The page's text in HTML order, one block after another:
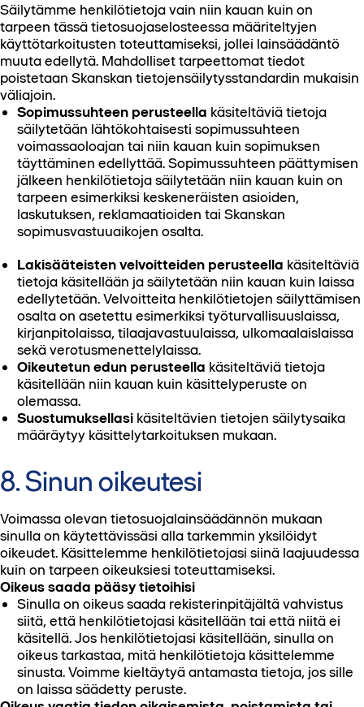
Säilytämme henkilötietoja vain niin kauan kuin on
tarpeen tässä tietosuojaselosteessa määriteltyjen
käyttötarkoitusten toteuttamiseksi, jollei lainsäädäntö
muuta edellytä. Mahdolliset tarpeettomat tiedot
poistetaan Skanskan tietojensäilytysstandardin mukaisin
väliajoin.
Sopimussuhteen perusteella käsiteltäviä tietoja
säilytetään lähtökohtaisesti sopimussuhteen
voimassaoloajan tai niin kauan kuin sopimuksen
täyttäminen edellyttää. Sopimussuhteen päättymisen
jälkeen henkilötietoja säilytetään niin kauan kuin on
tarpeen esimerkiksi keskeneräisten asioiden,
laskutuksen, reklamaatioiden tai Skanskan
sopimusvastuuaikojen osalta.
Lakisääteisten velvoitteiden perusteella käsiteltäviä
tietoja käsitellään ja säilytetään niin kauan kuin laissa
edellytetään. Velvoitteita henkilötietojen säilyttämisen
osalta on asetettu esimerkiksi työturvallisuuslaissa,
kirjanpitolaissa, tilaajavastuulaissa, ulkomaalaislaissa
sekä verotusmenettelylaissa.
Oikeutetun edun perusteella käsiteltäviä tietoja
käsitellään niin kauan kuin käsittelyperuste on
olemassa.
Suostumuksellasi käsiteltävien tietojen säilytysaika
määräytyy käsittelytarkoituksen mukaan.
8. Sinun oikeutesi
Voimassa olevan tietosuojalainsäädännön mukaan
sinulla on käytettävissäsi alla tarkemmin yksilöidyt
oikeudet. Käsittelemme henkilötietojasi siinä laajuudessa
kuin on tarpeen oikeuksiesi toteuttamiseksi.
Oikeus saada pääsy tietoihisi
Sinulla on oikeus saada rekisterinpitäjältä vahvistus
siitä, että henkilötietojasi käsitellään tai että niitä ei
käsitellä. Jos henkilötietojasi käsitellään, sinulla on
oikeus tarkastaa, mitä henkilötietoja käsittelemme
sinusta. Voimme kieltäytyä antamasta tietoja, jos sille
on laissa säädetty peruste.